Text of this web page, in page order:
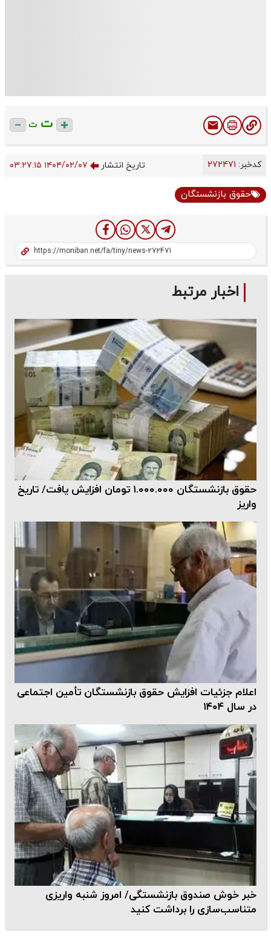
ت ت
کدخبر: تاریخ انتشار ۱۴۰۴/۰۲/۰۷ ۰۳:۲۷:۱۵
حقوق بازنشستگان
اخبار مرتبط
حقوق بازنشستگان ۱.۰۰۰.۰۰۰ تومان افزایش یافت/ تاریخ
واریز
اعلام جزئیات افزایش حقوق بازنشستگان تأمین اجتماعی
در سال ۱۴۰۴
خبر خوش صندوق بازنشستگی/ امروز شنبه واریزی
متناسب‌سازی را برداشت کنید